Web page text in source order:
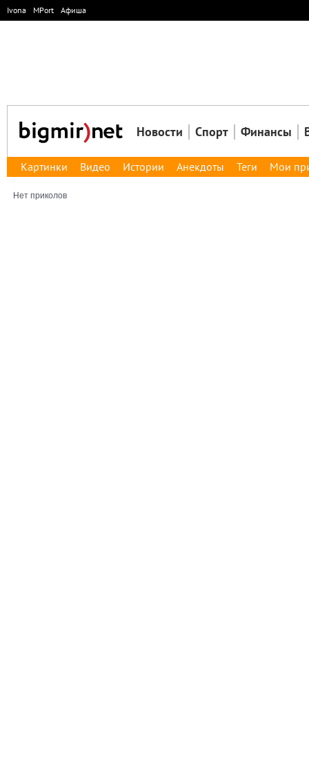
Ivona MPort Афиша
Новости Спорт Финансы
Картинки Видео Истории Анекдоты Теги Мои
Нет приколов